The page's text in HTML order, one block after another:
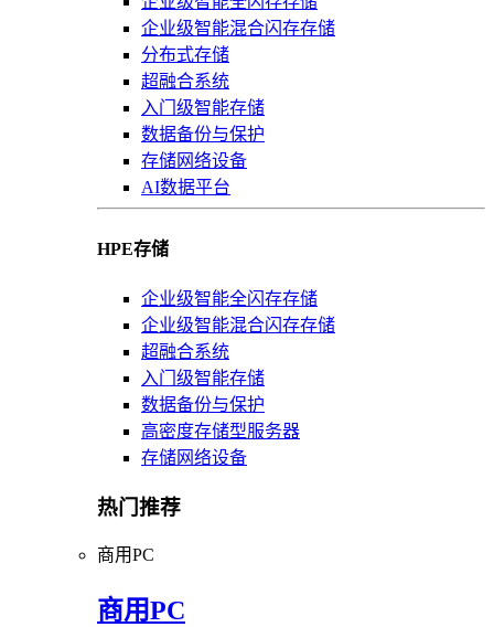
企业级智能混合闪存存储
分布式存储
超融合系统
入门级智能存储
数据备份与保护
存储网络设备
AI数据平台
HPE存储
企业级智能全闪存存储
企业级智能混合闪存存储
超融合系统
入门级智能存储
数据备份与保护
高密度存储型服务器
存储网络设备
热门推荐
商用PC
商用PC